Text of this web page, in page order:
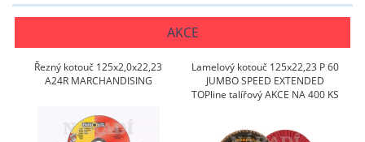
AKCE
Řezný kotouč 125x2,0x22,23
A24R MARCHANDISING
Lamelový kotouč 125x22,23 P 60
JUMBO SPEED EXTENDED
TOPline talířový AKCE NA 400 KS